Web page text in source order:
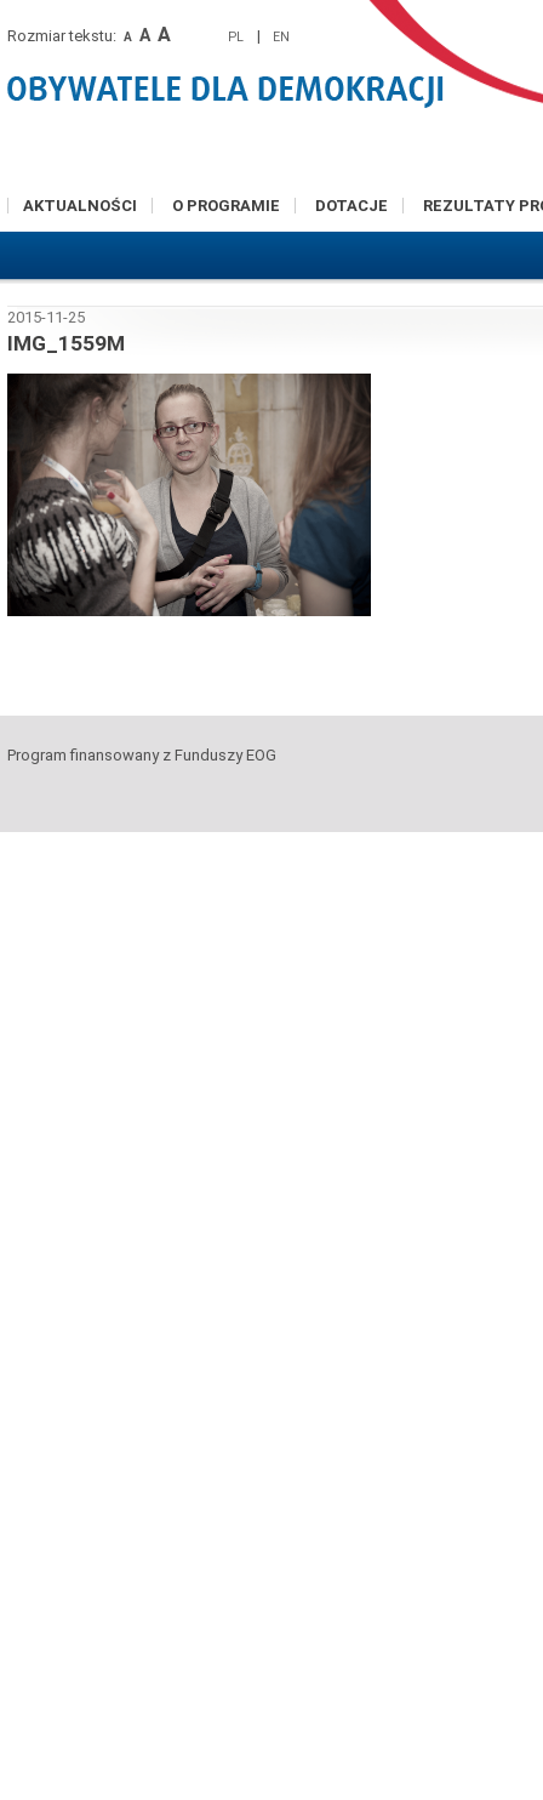
Rozmiar tekstu: A A A PL | EN
AKTUALNOŚCI O PROGRAMIE DOTACJE REZULTATY
2015-11-25
IMG_1559M
Program finansowany z Funduszy EOG